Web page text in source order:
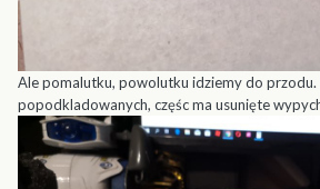
Ale pomalutku, powolutku idziemy do przodu.
popodkladowanych, częśc ma usunięte